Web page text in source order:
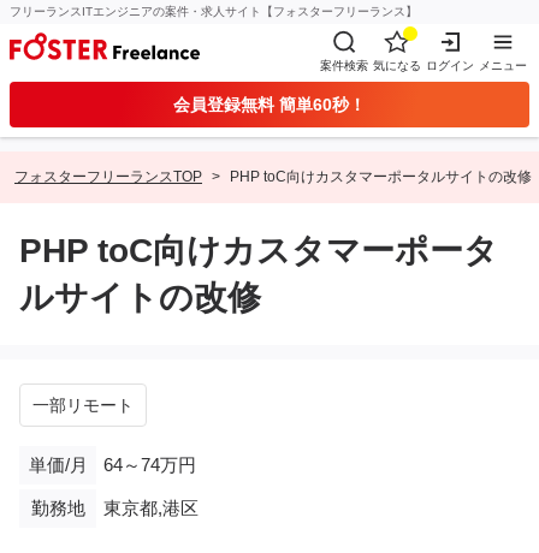
フリーランスITエンジニアの案件・求人サイト【フォスターフリーランス】
案件検索 気になる ログイン メニュー
会員登録無料 簡単60秒！
フォスターフリーランスTOP PHP toC向けカスタマーポータルサイトの改修
PHP toC向けカスタマーポータ
ルサイトの改修
一部リモート
単価/月 64～74万円
勤務地 東京都,港区